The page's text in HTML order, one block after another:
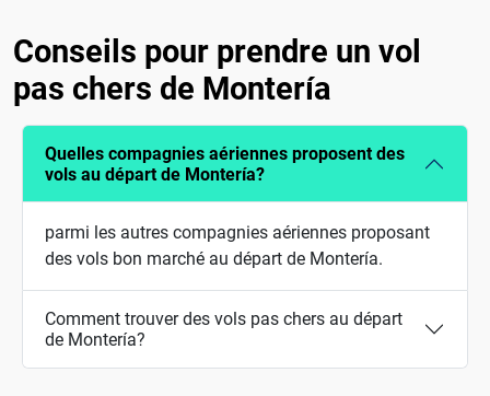
Conseils pour prendre un vol
pas chers de Montería
Quelles compagnies aériennes proposent des
vols au départ de Montería?
parmi les autres compagnies aériennes proposant
des vols bon marché au départ de Montería.
Comment trouver des vols pas chers au départ
de Montería?